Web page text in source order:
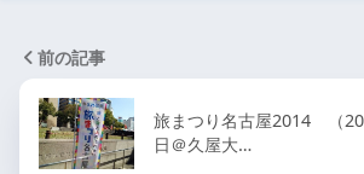
前の記事
旅まつり名古屋2014 （
日＠久屋大…